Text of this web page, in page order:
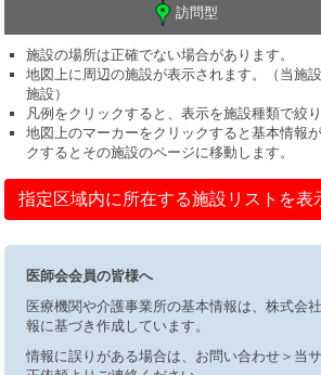
訪問型
施設の場所は正確でない場合があります。
地図上に周辺の施設が表示されます。（当施
施設）
凡例をクリックすると、表示を施設種類で絞
地図上のマーカーをクリックすると基本情報
クするとその施設のページに移動します。
指定区域内に所在する施設リストを表
医師会会員の皆様へ
医療機関や介護事業所の基本情報は、株式会
報に基づき作成しています。
情報に誤りがある場合は、お問い合わせ＞当